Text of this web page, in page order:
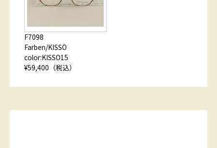
F7098
Farben/KISSO
color:KISSO15
¥59,400（税込）